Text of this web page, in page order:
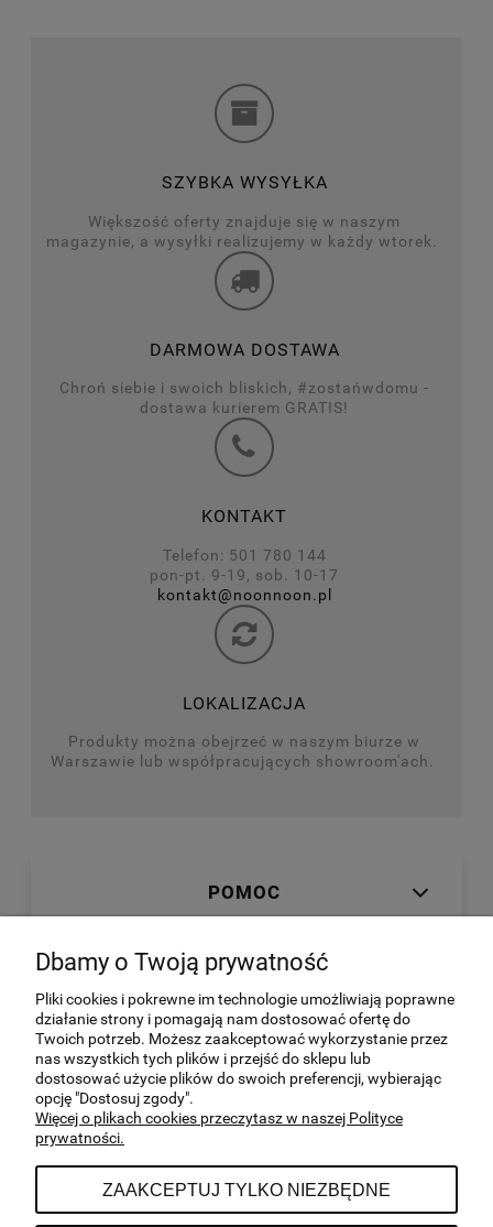
SZYBKA WYSYŁKA
Większość oferty znajduje się w naszym
magazynie, a wysyłki realizujemy w każdy wtorek.
DARMOWA DOSTAWA
Chroń siebie i swoich bliskich, #zostańwdomu -
dostawa kurierem GRATIS!
KONTAKT
Telefon: 501 780 144
pon-pt. 9-19, sob. 10-17
kontakt@noonnoon.pl
LOKALIZACJA
Produkty można obejrzeć w naszym biurze w
Warszawie lub współpracujących showroom'ach.
POMOC
MOJE KONTO
SKLEP ON-LINE
INFORMACJE
DANE KONTAKTOWE
Dbamy o Twoją prywatność
Pliki cookies i pokrewne im technologie umożliwiają poprawne
działanie strony i pomagają nam dostosować ofertę do
Twoich potrzeb. Możesz zaakceptować wykorzystanie przez
nas wszystkich tych plików i przejść do sklepu lub
dostosować użycie plików do swoich preferencji, wybierając
opcję "Dostosuj zgody".
Więcej o plikach cookies przeczytasz w naszej Polityce
prywatności.
ZAAKCEPTUJ TYLKO NIEZBĘDNE